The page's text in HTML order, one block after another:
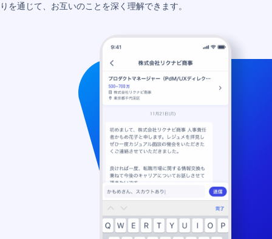
りを通じて、お互いのことを深く理解できます。